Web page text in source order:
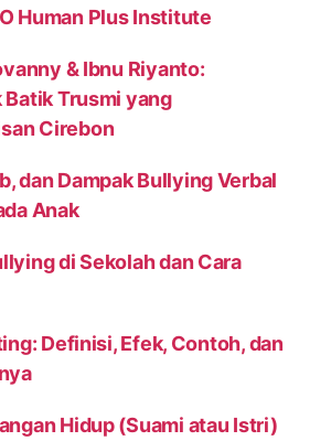
Human Plus Institute
& Ibnu Riyanto:
Batik Trusmi yang
Cirebon
dan Dampak Bullying Verbal
Anak
di Sekolah dan Cara
Definisi, Efek, Contoh, dan
Hidup (Suami atau Istri)